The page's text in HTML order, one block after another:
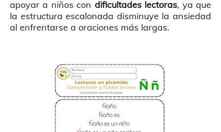
apoyar a niños con dificultades lectoras, ya que
la estructura escalonada disminuye la ansiedad
al enfrentarse a oraciones más largas.